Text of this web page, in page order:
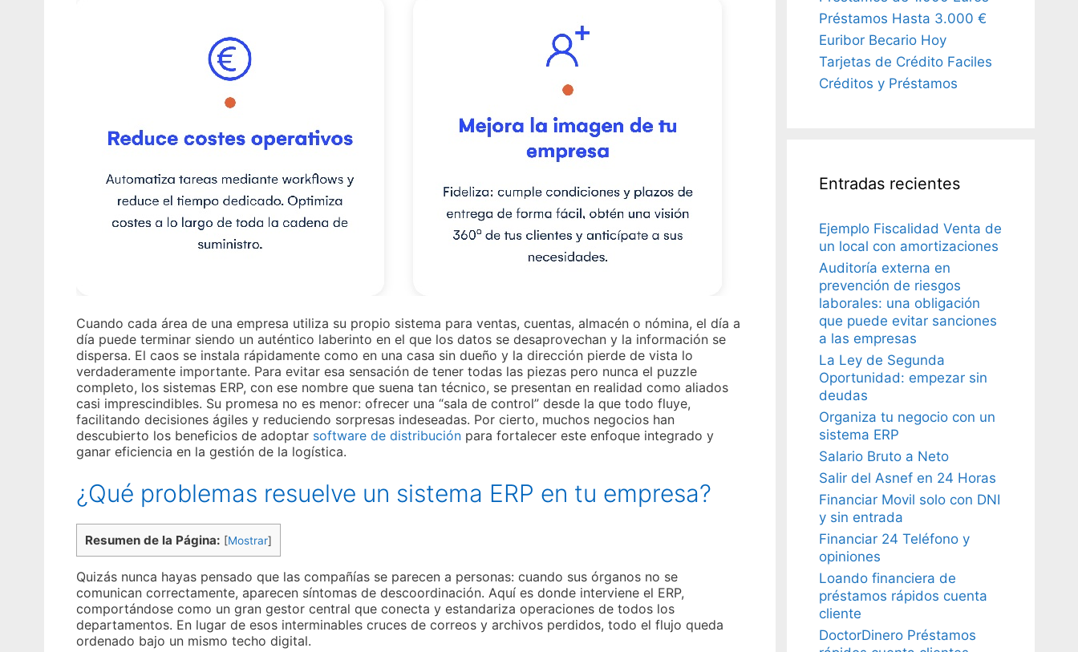
Cuando cada área de una empresa utiliza su propio sistema para ventas, cuentas, almacén o nómina, el día a
día puede terminar siendo un auténtico laberinto en el que los datos se desaprovechan y la información se
dispersa. El caos se instala rápidamente como en una casa sin dueño y la dirección pierde de vista lo
verdaderamente importante. Para evitar esa sensación de tener todas las piezas pero nunca el puzzle
completo, los sistemas ERP, con ese nombre que suena tan técnico, se presentan en realidad como aliados
casi imprescindibles. Su promesa no es menor: ofrecer una “sala de control” desde la que todo fluye,
facilitando decisiones ágiles y reduciendo sorpresas indeseadas. Por cierto, muchos negocios han
descubierto los beneficios de adoptar software de distribuciónpara fortalecer este enfoque integrado y
ganar eficiencia en la gestión de la logística.
¿Qué problemas resuelve un sistema ERP en tu empresa?
Resumen de la Página: [Mostrar]
Quizás nunca hayas pensado que las compañías se parecen a personas: cuando sus órganos no se
comunican correctamente, aparecen síntomas de descoordinación. Aquí es donde interviene el ERP,
comportándose como un gran gestor central que conecta y estandariza operaciones de todos los
departamentos. En lugar de esos interminables cruces de correos y archivos perdidos, todo el flujo queda
ordenado bajo un mismo techo digital.
Préstamos Hasta 3.000 €
Euribor Becario Hoy
Tarjetas de Crédito Faciles
Créditos y Préstamos
Entradas recientes
Ejemplo Fiscalidad Venta de
un local con amortizaciones
Auditoría externa en
prevención de riesgos
laborales: una obligación
que puede evitar sanciones
a las empresas
La Ley de Segunda
Oportunidad: empezar sin
deudas
Organiza tu negocio con un
sistema ERP
Salario Bruto a Neto
Salir del Asnef en 24 Horas
Financiar Movil solo con DNI
y sin entrada
Financiar 24 Teléfono y
opiniones
Loando financiera de
préstamos rápidos cuenta
cliente
DoctorDinero Préstamos